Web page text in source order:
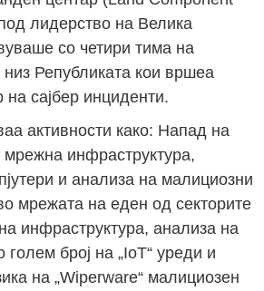
лидерство на Велика
со четири тима на
Републиката кои вршеа
сајбер инциденти.
активности како: Напад на
инфраструктура,
и анализа на малициозни
мрежата на еден од секторите
инфраструктура, анализа на
број на „IoT“ уреди и
на „Wiperware“ малициозен